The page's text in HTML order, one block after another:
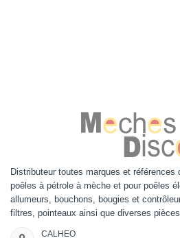
Distributeur toutes marques et
poêles à pétrole à mèche et pour poêles
allumeurs, bouchons, bougies et
filtres, pointeaux ainsi que diverses pièces
CALHEO